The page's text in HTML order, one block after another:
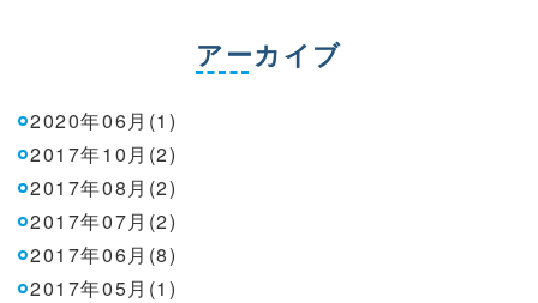
アーカイブ
2020年06月(1)
2017年10月(2)
2017年08月(2)
2017年07月(2)
2017年06月(8)
2017年05月(1)